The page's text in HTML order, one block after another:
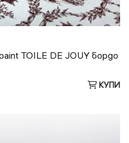
TOILE DE JOUY бордо
КУПИ